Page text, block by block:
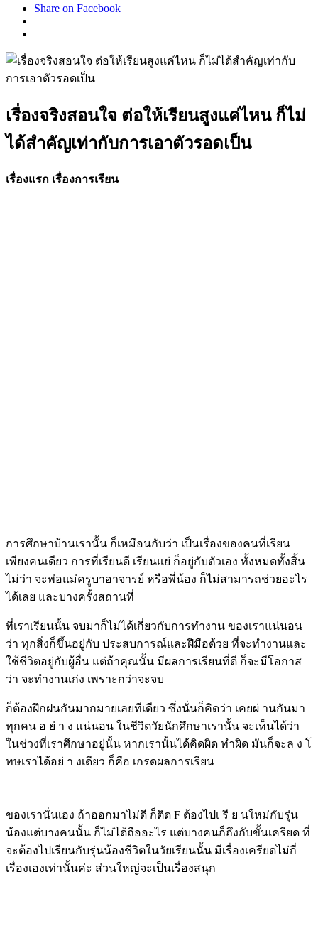
Share on Facebook
เรื่องจริงสอนใจ ต่อให้เรียนสูงแค่ไหน ก็ไม่
ได้สำคัญเท่ากับการเอาตัวรอดเป็น
เรื่องแรก เรื่องการเรียน
การศึกษาบ้านเรานั้น ก็เหมือนกับว่า เป็นเรื่องของคนที่เรียน
เพียงคนเดียว การที่เรียนดี เรียนแย่ ก็อยู่กับตัวเอง ทั้งหมดทั้งสิ้น
ไม่ว่า จะพ่อแม่ครูบาอาจารย์ หรือพี่น้อง ก็ไม่สามารถช่วยอะไร
ได้เลย และบางครั้งสถานที่
ที่เราเรียนนั้น จบมาก็ไม่ได้เกี่ยวกับการทำงาน ของเราแน่นอน
ว่า ทุกสิ่งก็ขึ้นอยู่กับ ประสบการณ์และฝีมือด้วย ที่จะทำงานและ
ใช้ชีวิตอยู่กับผู้อื่น แต่ถ้าคุณนั้น มีผลการเรียนที่ดี ก็จะมีโอกาส
ว่า จะทำงานเก่ง เพราะกว่าจะจบ
ก็ต้องฝึกฝนกันมากมายเลยทีเดียว ซึ่งนั่นก็คิดว่า เคยผ่ านกันมา
ทุกคน อ ย่ า ง แน่นอน ในชีวิตวัยนักศึกษาเรานั้น จะเห็นได้ว่า
ในช่วงที่เราศึกษาอยู่นั้น หากเรานั้นได้คิดผิด ทำผิด มันก็จะล ง โ
ทษเราได้อย่ า งเดียว ก็คือ เกรดผลการเรียน
ของเรานั่นเอง ถ้าออกมาไม่ดี ก็ติด F ต้องไปเ รี ย นใหม่กับรุ่น
น้องแต่บางคนนั้น ก็ไม่ได้ถืออะไร แต่บางคนก็ถึงกับขั้นเครียด ที่
จะต้องไปเรียนกับรุ่นน้องชีวิตในวัยเรียนนั้น มีเรื่องเครียดไม่กี่
เรื่องเองเท่านั้นค่ะ ส่วนใหญ่จะเป็นเรื่องสนุก